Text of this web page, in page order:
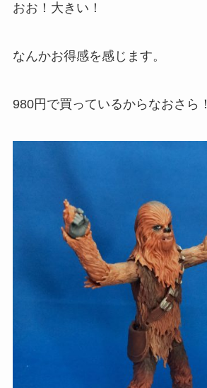
おお！大きい！
なんかお得感を感じます。
980円で買っているからなおさら！